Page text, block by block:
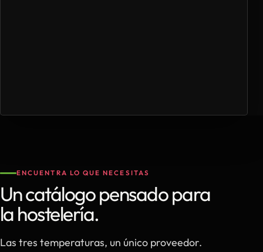
ENCUENTRA LO QUE NECESITAS
Un catálogo pensado para
la hostelería.
Las tres temperaturas, un único proveedor.